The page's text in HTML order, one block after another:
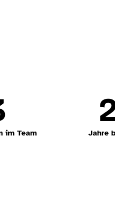
im Team Jahre